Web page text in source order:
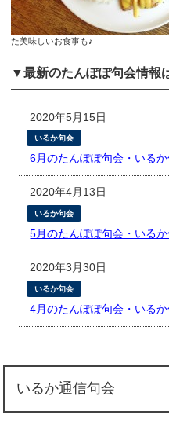
た美味しいお食事も♪
▼最新のたんぽぽ句会情報
2020年5月15日
いるか句会
6月のたんぽぽ句会・いる
2020年4月13日
いるか句会
5月のたんぽぽ句会・いる
2020年3月30日
いるか句会
4月のたんぽぽ句会・いる
いるか通信句会